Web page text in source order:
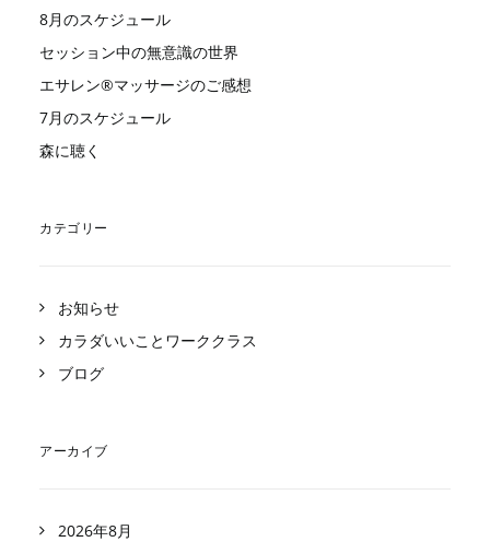
8月のスケジュール
セッション中の無意識の世界
エサレン®︎マッサージのご感想
7月のスケジュール
森に聴く
カテゴリー
お知らせ
カラダいいことワーククラス
ブログ
アーカイブ
2026年8月